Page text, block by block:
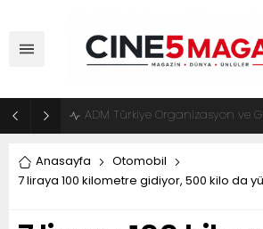
Anasayfa
Otomobil
7 liraya 100 kilometre gidiyor, 500 kilo da